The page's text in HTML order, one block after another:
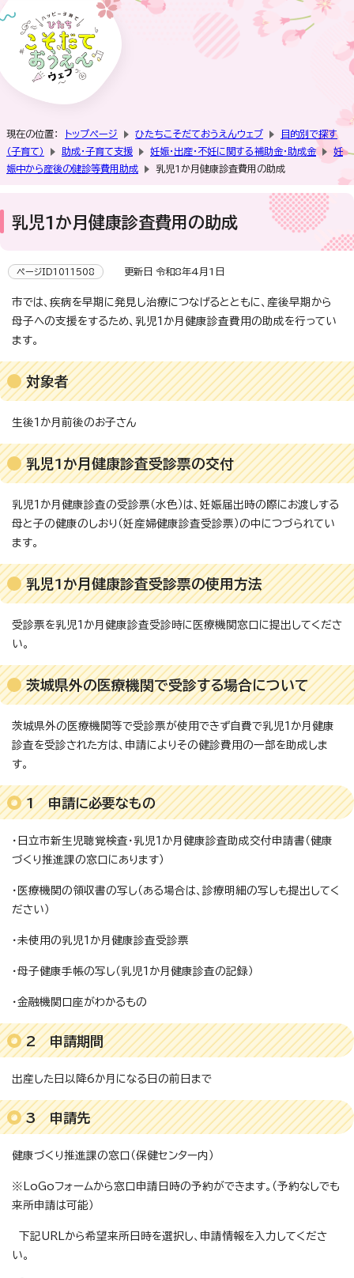
現在の位置： トップページ ひたちこそだておうえんウェブ
目的別で探す
（子育て）
助成・子育て支援 妊娠・出産・不妊に関する補助金・助成金
妊
娠中から産後の健診等費用助成
乳児1か月健康診査費用の助成
乳児1か月健康診査費用の助成
ページID1011508 更新日 令和8年4月1日
市では、疾病を早期に発見し治療につなげるとともに、産後早期から
母子への支援をするため、乳児1か月健康診査費用の助成を行ってい
ます。
対象者
生後1か月前後のお子さん
乳児1か月健康診査受診票の交付
乳児1か月健康診査の受診票（水色）は、妊娠届出時の際にお渡しする
母と子の健康のしおり（妊産婦健康診査受診票）の中につづられてい
ます。
乳児1か月健康診査受診票の使用方法
受診票を乳児1か月健康診査受診時に医療機関窓口に提出してくださ
い。
茨城県外の医療機関で受診する場合について
茨城県外の医療機関等で受診票が使用できず自費で乳児1か月健康
診査を受診された方は、申請によりその健診費用の一部を助成しま
す。
1 申請に必要なもの
・日立市新生児聴覚検査・乳児1か月健康診査助成交付申請書（健康
づくり推進課の窓口にあります）
・医療機関の領収書の写し（ある場合は、診療明細の写しも提出してく
ださい）
・未使用の乳児1か月健康診査受診票
・母子健康手帳の写し（乳児1か月健康診査の記録）
・金融機関口座がわかるもの
2 申請期間
出産した日以降6か月になる日の前日まで
3 申請先
健康づくり推進課の窓口（保健センター内）
※LoGoフォームから窓口申請日時の予約ができます。（予約なしでも
来所申請は可能）
下記URLから希望来所日時を選択し、申請情報を入力してくださ
い。